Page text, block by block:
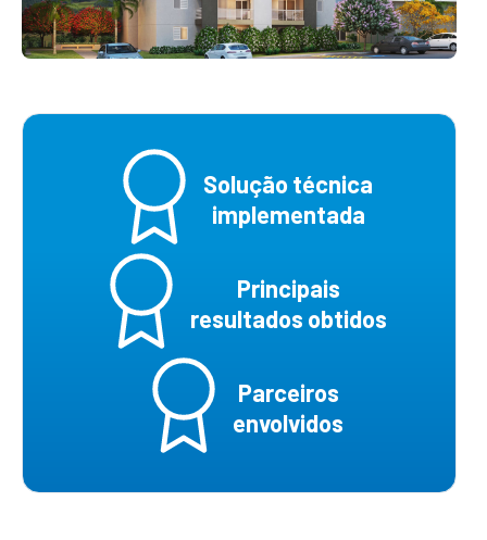
Solução técnica
implementada
Principais
resultados obtidos
Parceiros
envolvidos